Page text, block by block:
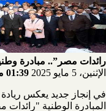
رائدات مصر”.. مبادرة وطنية
الإثنين، 5 مايو 2025
01:39 مـ
في إنجاز جديد يعكس ريادة